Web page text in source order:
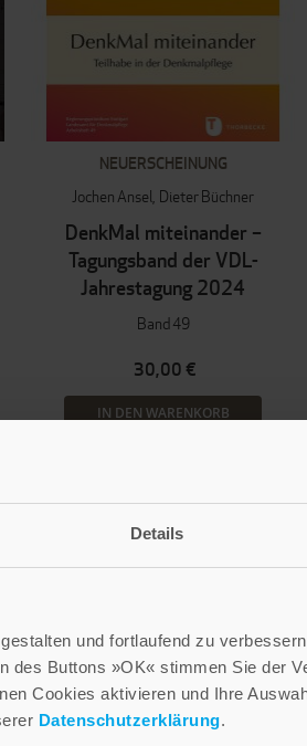
Details
und fortlaufend zu
des Buttons »OK« stimmen Sie der
Cookies aktivieren und Ihre
Datenschutzerklärung.
NEUERSCHEINUNG
Jochen Ansel Dieter Büchner
DenkMal miteinander –
Tagungsband der VDL-
Jahrestagung 2024
Band 49
30,00 €
IN DEN WARENKORB